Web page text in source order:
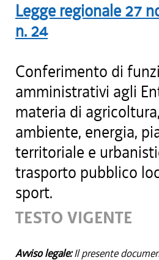
Legge regionale 27
n. 24
Conferimento di
amministrativi agli
materia di
ambiente, energia,
territoriale e
trasporto pubblico
sport.
TESTO VIGENTE
Avviso legale:Il presente